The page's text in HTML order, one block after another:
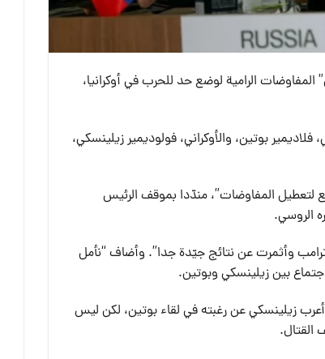
المفاوضات الرامية لوضع حد للحرب في أوكرانيا،
بوتين، والأوكراني، فولوديمير زيلينسكي،
لتعطيل المفاوضات”، مندّدا بموقف الرئيس
الروسي.
وأثمرت عن نتائج جيّدة جدا”. وأضاف “نأمل
بين زيلينسكي وبوتين.
زيلينسكي عن رغبته في لقاء بوتين، لكن ليس
القتال.